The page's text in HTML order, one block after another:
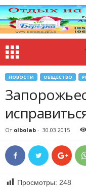
НОВОСТИ ОБЩЕСТВО
От olbolab - 30.03.2015
Просмотры: 248